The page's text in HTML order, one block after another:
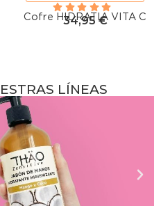
Cofre HIDRATIA VITA C
34,95€
LÍNEAS